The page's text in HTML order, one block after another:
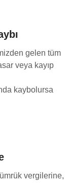
gelen tüm
veya kayıp
kaybolursa
vergilerine,